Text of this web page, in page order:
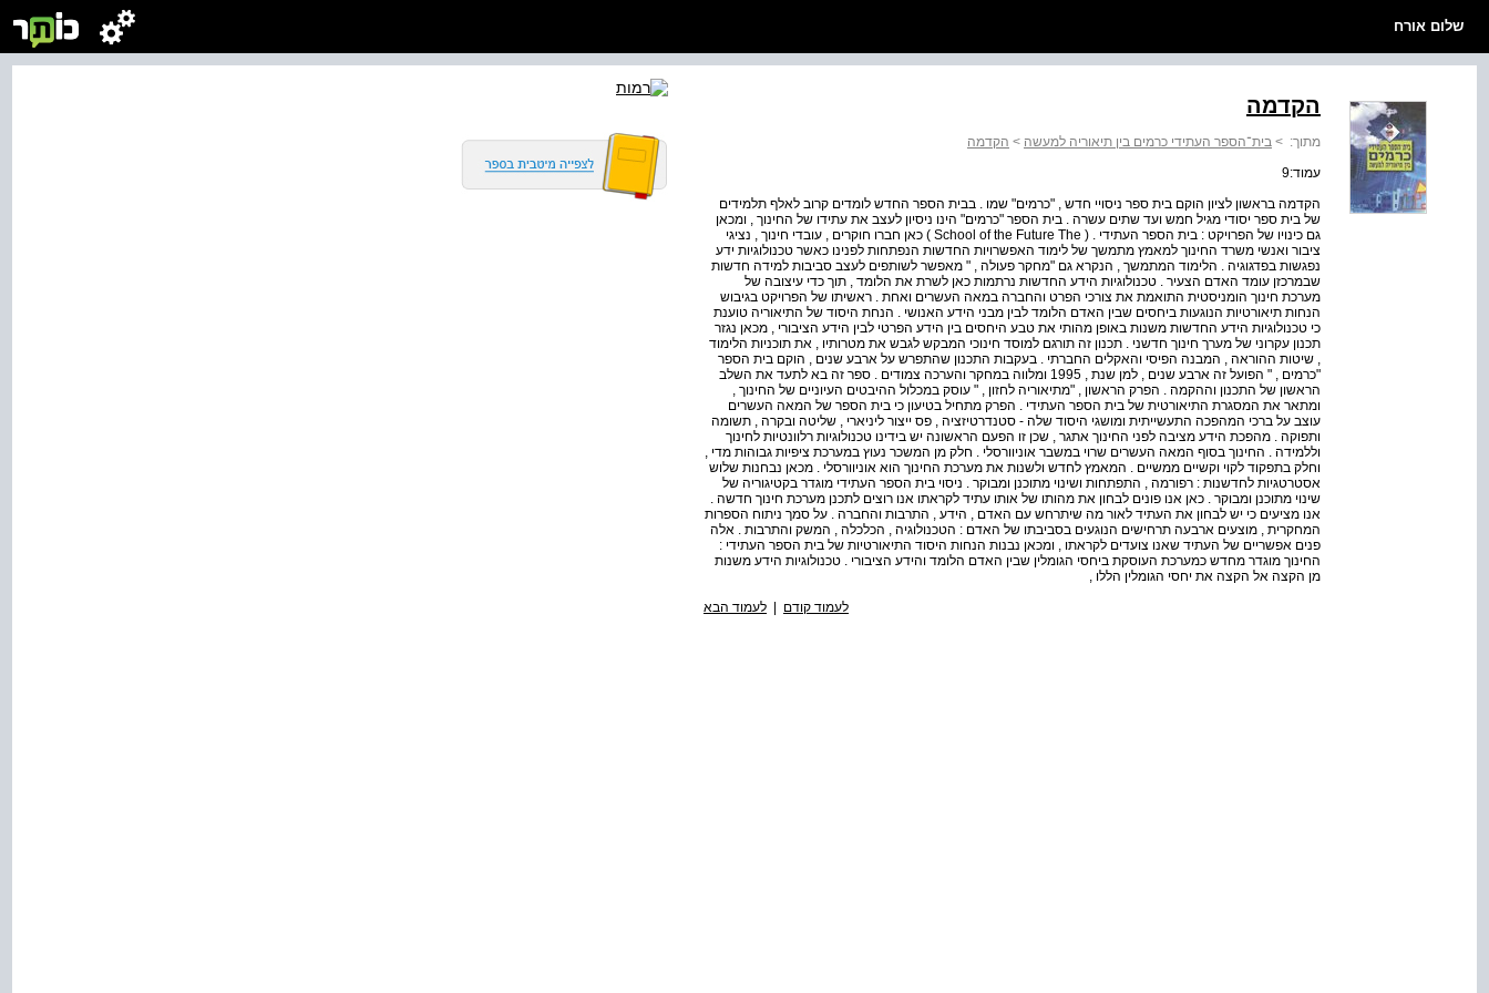
שלום אורח
הקדמה
מתוך: > בית־הספר העתידי כרמים בין תיאוריה למעשה > הקדמה
עמוד:9
הקדמה בראשון לציון הוקם בית ספר ניסויי חדש , "כרמים" שמו . בבית הספר החדש לומדים קרוב לאלף תלמידים
של בית ספר יסודי מגיל חמש ועד שתים עשרה . בית הספר "כרמים" הינו ניסיון לעצב את עתידו של החינוך , ומכאן
גם כינויו של הפרויקט : בית הספר העתידי . ( School of the Future The ) כאן חברו חוקרים , עובדי חינוך , נציגי
ציבור ואנשי משרד החינוך למאמץ מתמשך של לימוד האפשרויות החדשות הנפתחות לפנינו כאשר טכנולוגיות ידע
נפגשות בפדגוגיה . הלימוד המתמשך , הנקרא גם "מחקר פעולה , " מאפשר לשותפים לעצב סביבות למידה חדשות
שבמרכזן עומד האדם הצעיר . טכנולוגיות הידע החדשות נרתמות כאן לשרת את הלומד , תוך כדי עיצובה של
מערכת חינוך הומניסטית התואמת את צורכי הפרט והחברה במאה העשרים ואחת . ראשיתו של הפרויקט בגיבוש
הנחות תיאורטיות הנוגעות ביחסים שבין האדם הלומד לבין מבני הידע האנושי . הנחת היסוד של התיאוריה טוענת
כי טכנולוגיות הידע החדשות משנות באופן מהותי את טבע היחסים בין הידע הפרטי לבין הידע הציבורי , מכאן נגזר
תכנון עקרוני של מערך חינוך חדשני . תכנון זה תורגם למוסד חינוכי המבקש לגבש את מטרותיו , את תוכניות הלימוד
, שיטות ההוראה , המבנה הפיסי והאקלים החברתי . בעקבות התכנון שהתפרש על ארבע שנים , הוקם בית הספר
"כרמים , " הפועל זה ארבע שנים , למן שנת , 1995 ומלווה במחקר והערכה צמודים . ספר זה בא לתעד את השלב
הראשון של התכנון וההקמה . הפרק הראשון , "מתיאוריה לחזון , " עוסק במכלול ההיבטים העיוניים של החינוך ,
ומתאר את המסגרת התיאורטית של בית הספר העתידי . הפרק מתחיל בטיעון כי בית הספר של המאה העשרים
עוצב על ברכי המהפכה התעשייתית ומושגי היסוד שלה - סטנדרטיזציה , פס ייצור ליניארי , שליטה ובקרה , תשומה
ותפוקה . מהפכת הידע מציבה לפני החינוך אתגר , שכן זו הפעם הראשונה יש בידינו טכנולוגיות רלוונטיות לחינוך
וללמידה . החינוך בסוף המאה העשרים שרוי במשבר אוניוורסלי . חלק מן המשכר נעוץ במערכת ציפיות גבוהות מדי ,
וחלק בתפקוד לקוי וקשיים ממשיים . המאמץ לחדש ולשנות את מערכת החינוך הוא אוניוורסלי . מכאן נבחנות שלוש
אסטרטגיות לחדשנות : רפורמה , התפתחות ושינוי מתוכנן ומבוקר . ניסוי בית הספר העתידי מוגדר בקטיגוריה של
שינוי מתוכנן ומבוקר . כאן אנו פונים לבחון את מהותו של אותו עתיד לקראתו אנו רוצים לתכנן מערכת חינוך חדשה .
אנו מציעים כי יש לבחון את העתיד לאור מה שיתרחש עם האדם , הידע , התרבות והחברה . על סמך ניתוח הספרות
המחקרית , מוצעים ארבעה תרחישים הנוגעים בסביבתו של האדם : הטכנולוגיה , הכלכלה , המשק והתרבות . אלה
פנים אפשריים של העתיד שאנו צועדים לקראתו , ומכאן נבנות הנחות היסוד התיאורטיות של בית הספר העתידי :
החינוך מוגדר מחדש כמערכת העוסקת ביחסי הגומלין שבין האדם הלומד והידע הציבורי . טכנולוגיות הידע משנות
מן הקצה אל הקצה את יחסי הגומלין הללו ,
לעמוד קודם | לעמוד הבא